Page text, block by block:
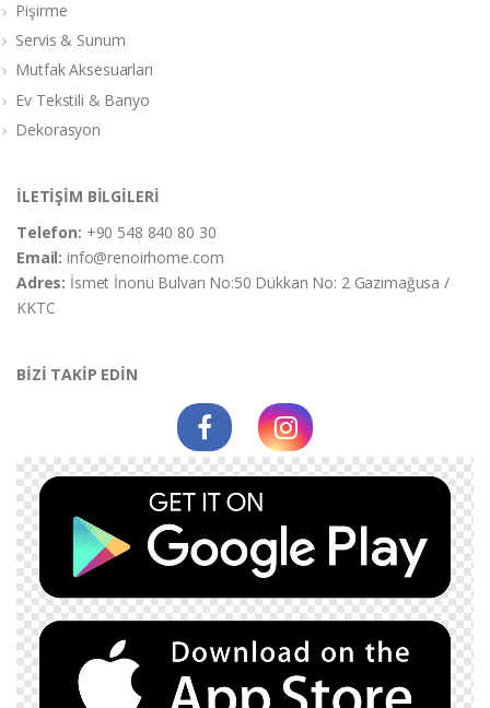
Pişirme
Servis & Sunum
Mutfak Aksesuarları
Ev Tekstili & Banyo
Dekorasyon
İLETİŞİM BİLGİLERİ
Telefon: +90 548 840 80 30
Email:info@renoirhome.com
Adres: İsmet İnonü Bulvarı No:50 Dükkan No: 2 Gazimağusa /
KKTC
BİZİ TAKİP EDİN